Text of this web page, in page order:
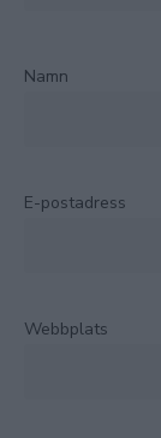
Namn
E-postadress
Webbplats